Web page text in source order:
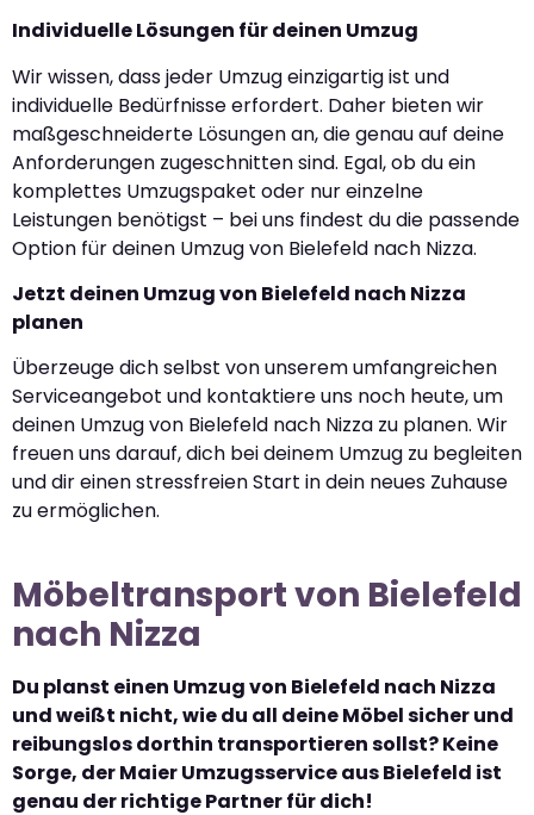
Individuelle Lösungen für deinen Umzug
Wir wissen, dass jeder Umzug einzigartig ist und
individuelle Bedürfnisse erfordert. Daher bieten wir
maßgeschneiderte Lösungen an, die genau auf deine
Anforderungen zugeschnitten sind. Egal, ob du ein
komplettes Umzugspaket oder nur einzelne
Leistungen benötigst – bei uns findest du die passende
Option für deinen Umzug von Bielefeld nach Nizza.
Jetzt deinen Umzug von Bielefeld nach Nizza
planen
Überzeuge dich selbst von unserem umfangreichen
Serviceangebot und kontaktiere uns noch heute, um
deinen Umzug von Bielefeld nach Nizza zu planen. Wir
freuen uns darauf, dich bei deinem Umzug zu begleiten
und dir einen stressfreien Start in dein neues Zuhause
zu ermöglichen.
Möbeltransport von Bielefeld
nach Nizza
Du planst einen Umzug von Bielefeld nach Nizza
und weißt nicht, wie du all deine Möbel sicher und
reibungslos dorthin transportieren sollst? Keine
Sorge, der Maier Umzugsservice aus Bielefeld ist
genau der richtige Partner für dich!